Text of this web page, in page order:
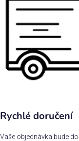
Rychlé doručení
Vaše objednávka bude